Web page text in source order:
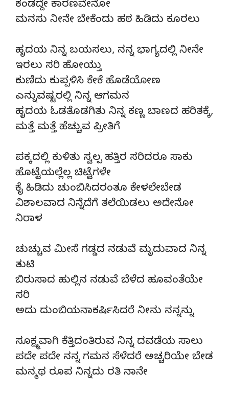
ಕಂಡದ್ದೇ ಕಾರಣವೇನೋ
ಮನಸು ನೀನೇ ಬೇಕೆಂದು ಹಠ ಹಿಡಿದು ಕೂರಲು
ಹೃದಯ ನಿನ್ನ ಬಯಸಲು, ನನ್ನ ಭಾಗ್ಯದಲ್ಲಿ ನೀನೇ
ಇರಲು ಸರಿ ಹೋಯ್ತು
ಕುಣಿದು ಕುಪ್ಪಳಿಸಿ ಕೇಕೆ ಹೊಡೆಯೋಣ
ಎನ್ನುವಷ್ಟರಲ್ಲಿ ನಿನ್ನ ಆಗಮನ
ಹೃದಯ ಓಡತೊಡಗಿತು ನಿನ್ನ ಕಣ್ಣ ಬಾಣದ ಹರಿತಕ್ಕೆ,
ಮತ್ತೆ ಮತ್ತೆ ಹೆಚ್ಚುವ ಪ್ರೀತಿಗೆ
ಪಕ್ಕದಲ್ಲಿ ಕುಳಿತು ಸ್ವಲ್ಪ ಹತ್ತಿರ ಸರಿದರೂ ಸಾಕು
ಹೊಟ್ಟೆಯಲ್ಲೆಲ್ಲ ಚಿಟ್ಟೆಗಳೇ
ಕೈ ಹಿಡಿದು ಚುಂಬಿಸಿದರಂತೂ ಕೇಳಲೇಬೇಡ
ವಿಶಾಲವಾದ ನಿನ್ನೆದೆಗೆ ತಲೆಯಿಡಲು ಅದೇನೋ
ನಿರಾಳ
ಚುಚ್ಚುವ ಮೀಸೆ ಗಡ್ಡದ ನಡುವೆ ಮೃದುವಾದ ನಿನ್ನ
ತುಟಿ
ಬಿರುಸಾದ ಹುಲ್ಲಿನ ನಡುವೆ ಬೆಳೆದ ಹೂವಂತೆಯೇ
ಸರಿ
ಅದು ದುಂಬಿಯನಾಕರ್ಷಿಸಿದರೆ ನೀನು ನನ್ನನ್ನು
ಸೂಕ್ಷ್ಮವಾಗಿ ಕೆತ್ತಿದಂತಿರುವ ನಿನ್ನ ದವಡೆಯ ಸಾಲು
ಪದೇ ಪದೇ ನನ್ನ ಗಮನ ಸೆಳೆದರೆ ಅಚ್ಚರಿಯೇ ಬೇಡ
ಮನ್ಮಥ ರೂಪ ನಿನ್ನದು ರತಿ ನಾನೇ